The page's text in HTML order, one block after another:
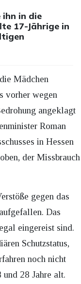
ihn in die
17-Jährige in
Mädchen
vorher wegen
angeklagt
Roman
in Hessen
der Missbrauch
gegen das
Das
eingereist sind.
Schutzstatus,
noch nicht
und 28 Jahre alt.